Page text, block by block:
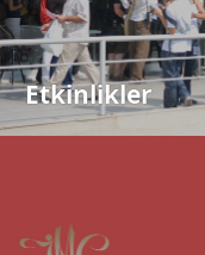
Etkinlikler